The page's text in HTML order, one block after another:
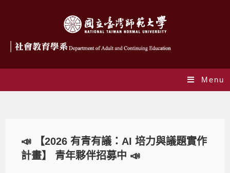
Menu
📣 【2026 有青有議：AI 培力與議題實作
計畫】 青年夥伴招募中 📣